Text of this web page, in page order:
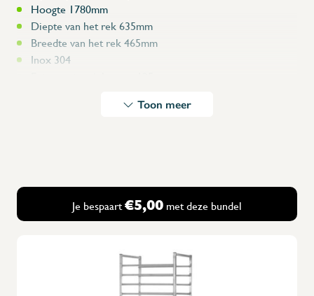
Hoogte 1780mm
Diepte van het rek 635mm
Breedte van het rek 465mm
Inox 304
Stootranden boven de wielen
rand, perfo 3mm, open hoeken, of volle plaat.
⇒ Top product! GEEN bouwdoos.
Veel verkocht aan Panos, Delhaize, Lukoil, Deli, enz...
Toon meer
Je bespaart€5,00 met deze bundel